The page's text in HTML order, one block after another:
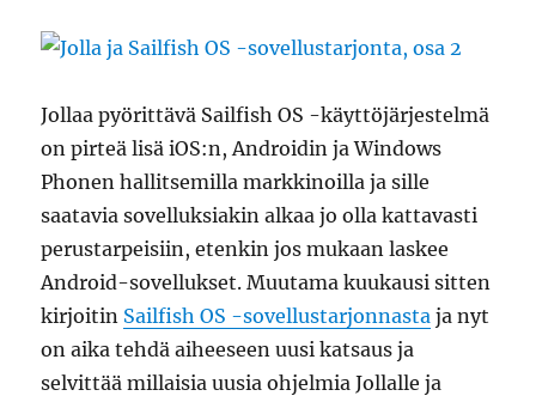
Jollaa pyörittävä Sailfish OS -käyttöjärjestelmä
on pirteä lisä iOS:n, Androidin ja Windows
Phonen hallitsemilla markkinoilla ja sille
saatavia sovelluksiakin alkaa jo olla kattavasti
perustarpeisiin, etenkin jos mukaan laskee
Android-sovellukset. Muutama kuukausi sitten
kirjoitin Sailfish OS -sovellustarjonnasta ja nyt
on aika tehdä aiheeseen uusi katsaus ja
selvittää millaisia uusia ohjelmia Jollalle ja